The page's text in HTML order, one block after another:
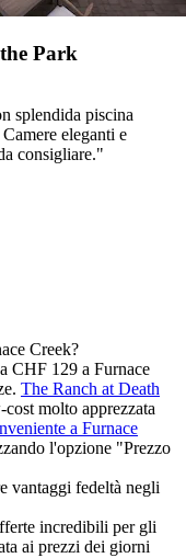
Park
splendida piscina
eleganti e
consigliare."
Creek?
CHF 129 a Furnace
The Ranch at Death
molto apprezzata
a Furnace
l'opzione "Prezzo
vantaggi fedeltà negli
incredibili per gli
ai prezzi dei giorni